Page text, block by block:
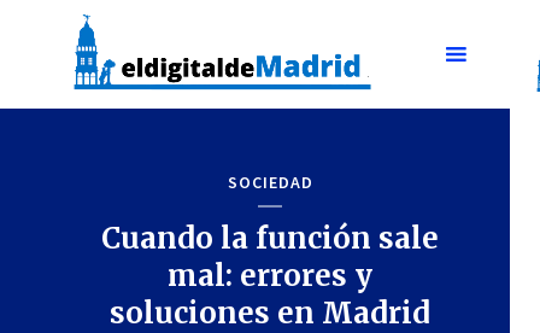
SOCIEDAD
Cuando la función sale
mal: errores y
soluciones en Madrid